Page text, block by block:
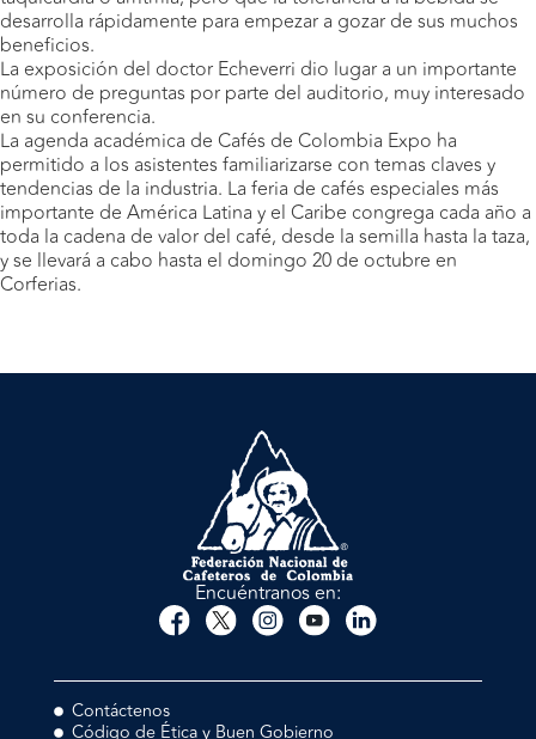
desarrolla rápidamente para empezar a gozar de sus muchos
beneficios.
La exposición del doctor Echeverri dio lugar a un importante
número de preguntas por parte del auditorio, muy interesado
en su conferencia.
La agenda académica de Cafés de Colombia Expo ha
permitido a los asistentes familiarizarse con temas claves y
tendencias de la industria. La feria de cafés especiales más
importante de América Latina y el Caribe congrega cada año a
toda la cadena de valor del café, desde la semilla hasta la taza,
y se llevará a cabo hasta el domingo 20 de octubre en
Corferias.
Encuéntranos en:
Contáctenos
Código de Ética y Buen Gobierno